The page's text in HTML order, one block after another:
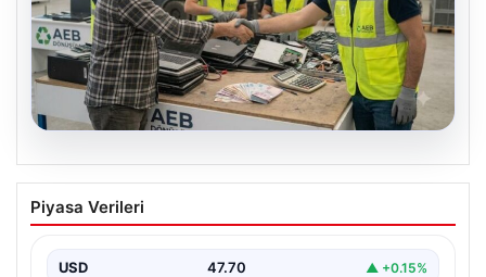
08.08.2026
Profesyonel Elektronik Yönetimi hem
de Geri Hizmetleri
işletmeler cihaz envanterlerini sürekli zamanda
Piyasa Verileri
USD 47.70 ▲ +0.15%